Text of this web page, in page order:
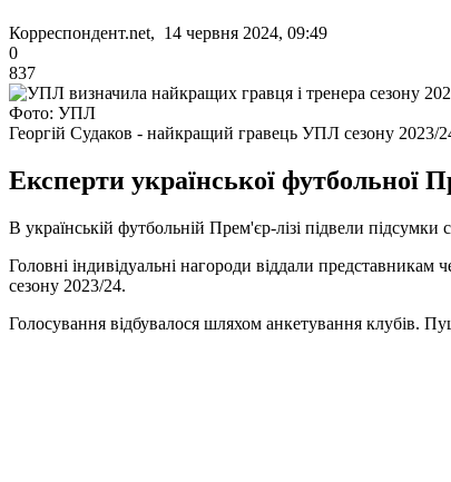
Корреспондент.net, 14 червня 2024, 09:49
0
837
Фото: УПЛ
Георгій Судаков - найкращий гравець УПЛ сезону 2023/
Експерти української футбольної
В українській футбольній Прем'єр-лізі підвели
Головні індивідуальні нагороди віддали
сезону 2023/24.
Голосування відбувалося шляхом анкетування клубів.